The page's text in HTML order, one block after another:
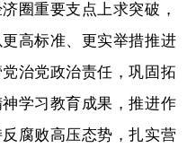
圈重要支点上求突破，
高标准、更实举措推进
治党政治责任，巩固拓
学习教育成果，推进作
腐败高压态势，扎实营